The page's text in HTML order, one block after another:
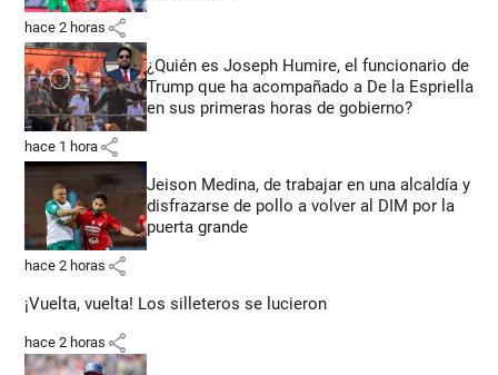
hace 2 horas share
¿Quién es Joseph Humire, el funcionario de
Trump que ha acompañado a De la Espriella
en sus primeras horas de gobierno?
hace 1 hora share
Jeison Medina, de trabajar en una alcaldía y
disfrazarse de pollo a volver al DIM por la
puerta grande
hace 2 horas share
¡Vuelta, vuelta! Los silleteros se lucieron
hace 2 horas share